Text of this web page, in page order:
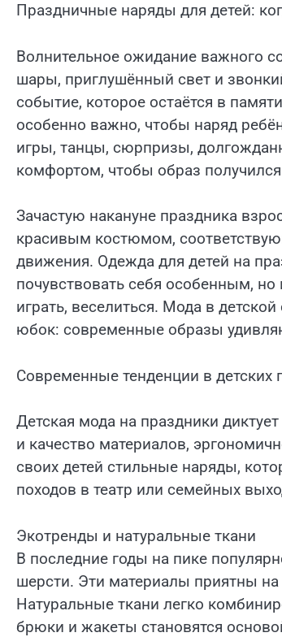
Праздничные наряды для детей:
Волнительное ожидание важного
шары, приглушённый свет и
событие, которое остаётся в
особенно важно, чтобы наряд
игры, танцы, сюрпризы,
комфортом, чтобы образ
Зачастую накануне праздника
красивым костюмом,
движения. Одежда для детей на
почувствовать себя особенным,
играть, веселиться. Мода в
юбок: современные образы
Современные тенденции в детских
Детская мода на праздники
и качество материалов,
своих детей стильные наряды,
походов в театр или семейных
Экотренды и натуральные ткани
В последние годы на пике
шерсти. Эти материалы приятны
Натуральные ткани легко
брюки и жакеты становятся